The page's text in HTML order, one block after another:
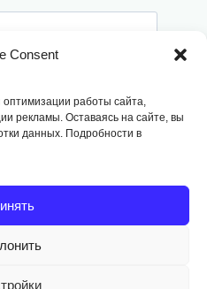
Consent
работы сайта,
рекламы. Оставаясь на сайте, вы
данных. Подробности в
моих